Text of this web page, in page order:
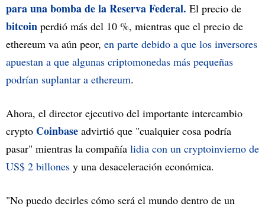
para una bomba de la Reserva Federal. El precio de
bitcoin perdió más del 10 %, mientras que el precio de
ethereum va aún peor, en parte debido a que los inversores
apuestan a que algunas criptomonedas más pequeñas
podrían suplantar a ethereum.
Ahora, el director ejecutivo del importante intercambio
crypto Coinbase advirtió que "cualquier cosa podría
pasar" mientras la compañía lidia con un cryptoinvierno de
US$ 2 billones y una desaceleración económica.
"No puedo decirles cómo será el mundo dentro de un